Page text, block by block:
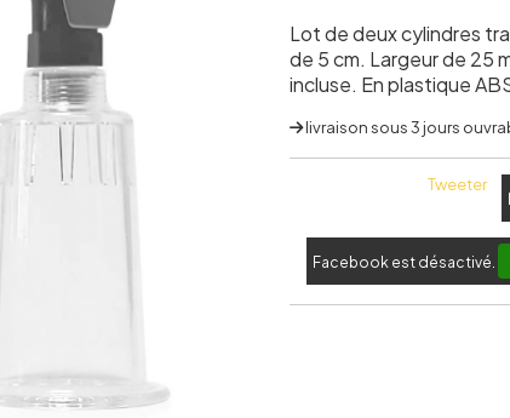
Lot de deux cylindres
de 5 cm. Largeur de 25
incluse. En plastique
livraison sous 3 jours
Tweeter
Facebook est désactivé.